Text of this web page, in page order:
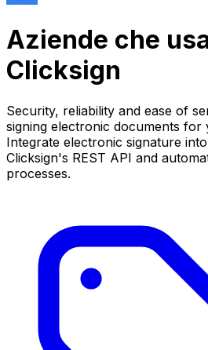
Aziende che
Clicksign
Security, reliability and ease of
signing electronic documents for
Integrate electronic signature
Clicksign's REST API and
processes.